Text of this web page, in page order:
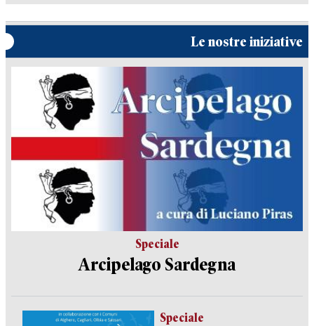
Le nostre iniziative
Speciale
Arcipelago Sardegna
Speciale